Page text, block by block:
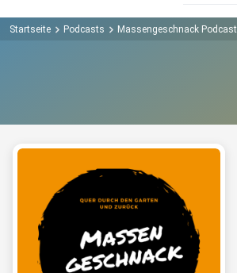
Startseite Podcasts Massengeschnack Podcast